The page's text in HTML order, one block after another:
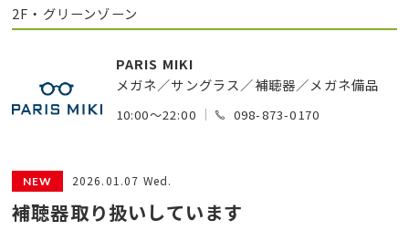
2F・グリーンゾーン
PARIS MIKI
メガネ／サングラス／補聴器／メガネ備品
10:00～22:00 098-873-0170
2026.01.07 Wed.
補聴器取り扱いしています